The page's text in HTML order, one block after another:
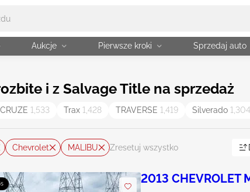
Aukcje Pierwsze kroki Sprzedaj auto
i z Salvage Title na sprzedaż
CRUZE 1,533 Trax 1,428 TRAVERSE 1,419 Silverado 1,304
Chevrolet MALIBU Zresetuj wszystko
2013 CHEVROLET